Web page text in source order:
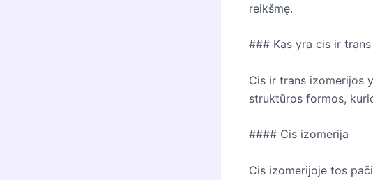
reikšmę.
### Kas yra cis ir
Cis ir trans izomerijos
struktūros formos,
#### Cis izomerija
Cis izomerijoje tos